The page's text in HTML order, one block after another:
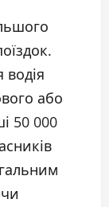
водія
або
50 000